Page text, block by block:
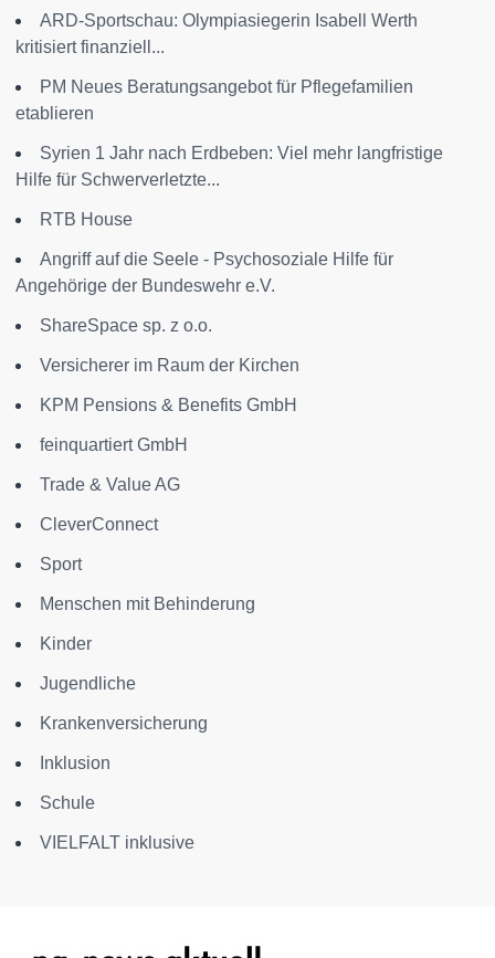
ARD-Sportschau: Olympiasiegerin Isabell Werth
kritisiert finanziell...
PM Neues Beratungsangebot für Pflegefamilien
etablieren
Syrien 1 Jahr nach Erdbeben: Viel mehr langfristige
Hilfe für Schwerverletzte...
RTB House
Angriff auf die Seele - Psychosoziale Hilfe für
Angehörige der Bundeswehr e.V.
ShareSpace sp. z o.o.
Versicherer im Raum der Kirchen
KPM Pensions & Benefits GmbH
feinquartiert GmbH
Trade & Value AG
CleverConnect
Sport
Menschen mit Behinderung
Kinder
Jugendliche
Krankenversicherung
Inklusion
Schule
VIELFALT inklusive